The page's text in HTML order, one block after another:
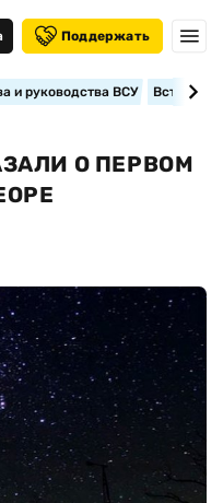
Поддержать
и руководства ВСУ
О ПЕРВОМ